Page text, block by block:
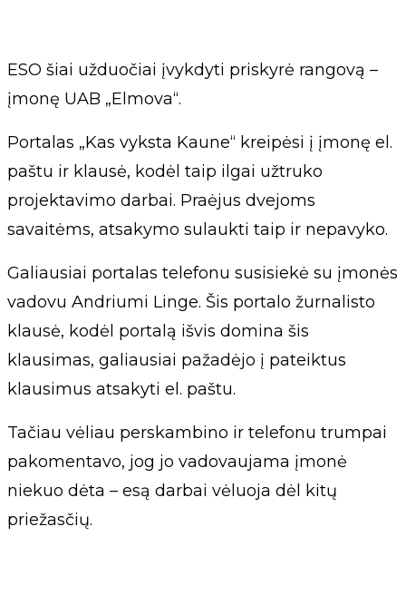
ESO šiai užduočiai įvykdyti priskyrė rangovą –
įmonę UAB „Elmova“.
Portalas „Kas vyksta Kaune“ kreipėsi į įmonę el.
paštu ir klausė, kodėl taip ilgai užtruko
projektavimo darbai. Praėjus dvejoms
savaitėms, atsakymo sulaukti taip ir nepavyko.
Galiausiai portalas telefonu susisiekė su įmonės
vadovu Andriumi Linge. Šis portalo žurnalisto
klausė, kodėl portalą išvis domina šis
klausimas, galiausiai pažadėjo į pateiktus
klausimus atsakyti el. paštu.
Tačiau vėliau perskambino ir telefonu trumpai
pakomentavo, jog jo vadovaujama įmonė
niekuo dėta – esą darbai vėluoja dėl kitų
priežasčių.